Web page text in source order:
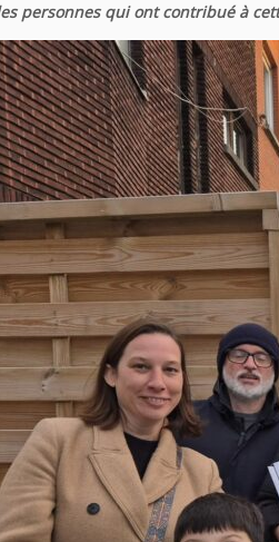
personnes qui ont contribué à